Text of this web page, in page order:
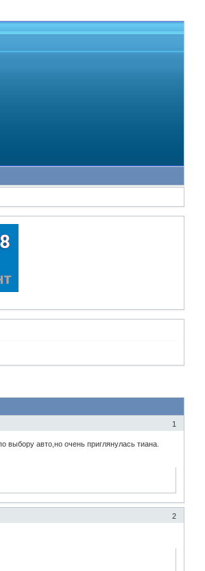
1
авто,но очень приглянулась тиана.
2